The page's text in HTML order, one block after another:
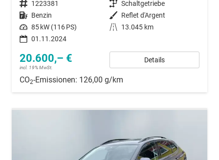
Fahrzeugnummer 1223381 Getriebe Schaltgetriebe
Kraftstoff Benzin Außenfarbe Reflet d'Argent
Leistung 85 kW (116 PS) Kilometerstand
13.045 km
01.11.2024
20.600,– €
incl. 19% MwSt.
Details
CO2-Emissionen: 126,00 g/km